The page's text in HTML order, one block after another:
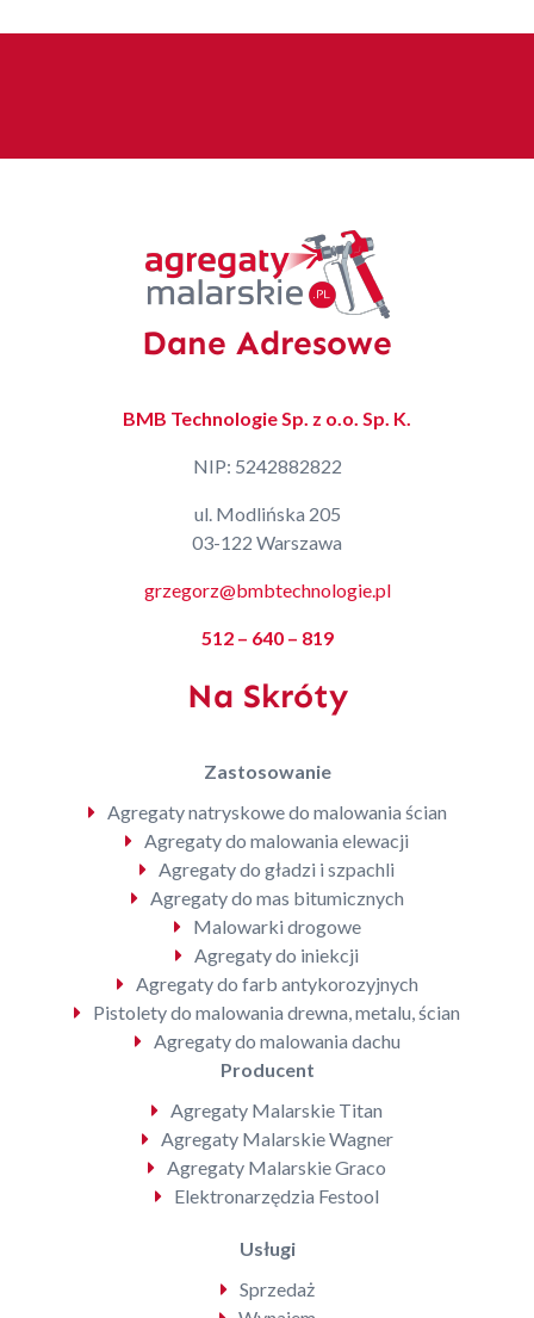
Dane Adresowe
BMB Technologie Sp. z o.o. Sp. K.
NIP: 5242882822
ul. Modlińska 205
03-122 Warszawa
grzegorz@bmbtechnologie.pl
512 – 640 – 819
Na Skróty
Zastosowanie
Agregaty natryskowe do malowania ścian
Agregaty do malowania elewacji
Agregaty do gładzi i szpachli
Agregaty do mas bitumicznych
Malowarki drogowe
Agregaty do iniekcji
Agregaty do farb antykorozyjnych
Pistolety do malowania drewna, metalu, ścian
Agregaty do malowania dachu
Producent
Agregaty Malarskie Titan
Agregaty Malarskie Wagner
Agregaty Malarskie Graco
Elektronarzędzia Festool
Usługi
Sprzedaż